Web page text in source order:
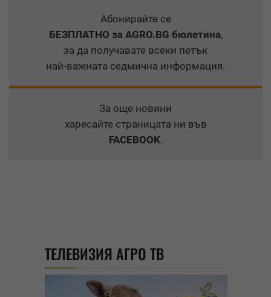
Абонирайте се
БЕЗПЛАТНО за AGRO.BG бюлетина,
за да получавате всеки петък
най-важната седмична информация.
За още новини
харесайте страницата ни във
FACEBOOK.
ТЕЛЕВИЗИЯ АГРО ТВ